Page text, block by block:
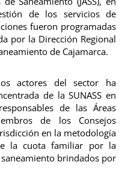
de los servicios de
fueron programadas
por la Dirección Regional
de Cajamarca.
actores del sector ha
de la SUNASS en
de las Áreas
de los Consejos
en la metodología
la cuota familiar por la
brindados por